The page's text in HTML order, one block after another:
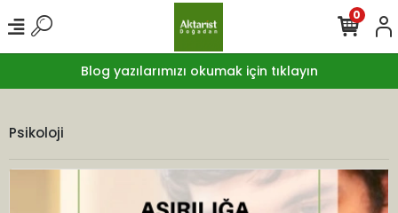
Blog yazılarımızı okumak için tıklayın
0
Psikoloji